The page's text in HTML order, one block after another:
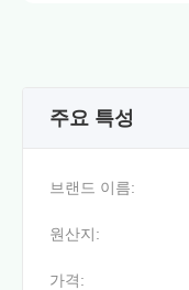
주요 특성
브랜드 이름:
원산지:
가격: